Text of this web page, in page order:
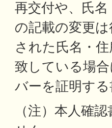
再交付や、氏
の記載の変更
された氏名・
致している場
バーを証明す
（注）本人確